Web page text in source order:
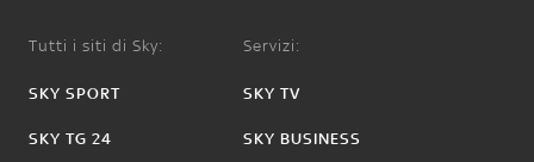
Tutti i siti di Sky:
SKY SPORT
SKY TG 24
Servizi:
SKY TV
SKY BUSINESS